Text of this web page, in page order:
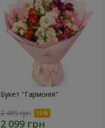
Букет "Гармонія"
2 469 грн